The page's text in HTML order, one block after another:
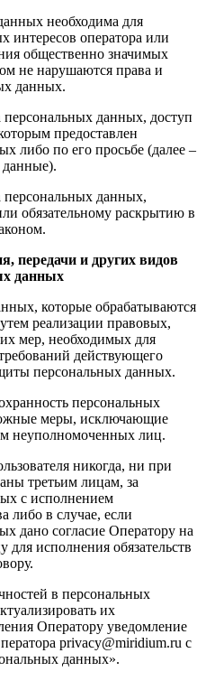
необходима для
интересов оператора или
общественно значимых
не нарушаются права и
данных.
персональных данных, доступ
предоставлен
либо по его просьбе (далее –
персональных данных,
обязательному раскрытию в
передачи и других видов
данных
которые обрабатываются
реализации правовых,
мер, необходимых для
действующего
персональных данных.
персональных
меры, исключающие
неуполномоченных лиц.
никогда, ни при
третьим лицам, за
с исполнением
либо в случае, если
дано согласие Оператору на
для исполнения обязательств
в персональных
их
Оператору уведомление
privacy@miridium.ru с
данных».